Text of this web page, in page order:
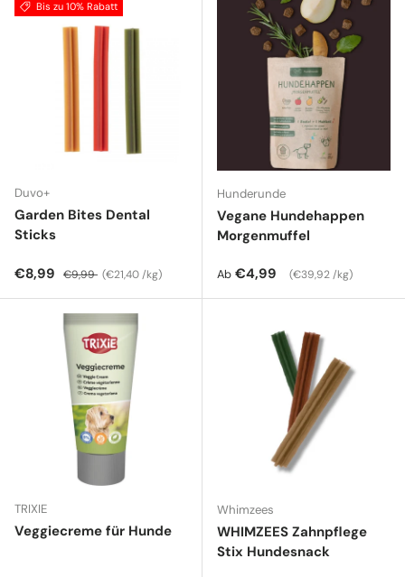
Bis zu 10% Rabatt
Duvo+
Garden Bites Dental
Sticks
Verkaufspreis
€8,99 Normaler Preis
€9,99 Grundpreis
€21,40 /kg
Hunderunde
Vegane Hundehappen
Morgenmuffel
Normaler Preis
Ab €4,99 Grundpreis
€39,92 /kg
TRIXIE
Veggiecreme für Hunde
Whimzees
WHIMZEES Zahnpflege
Stix Hundesnack